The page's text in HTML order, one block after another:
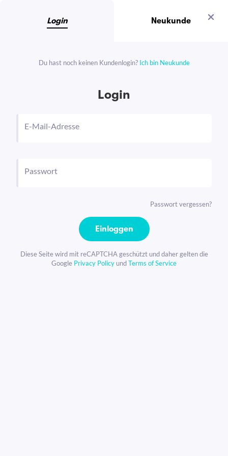
Login Neukunde
Du hast noch keinen Kundenlogin? Ich bin Neukunde
Login
E-Mail-Adresse
Passwort
Passwort vergessen?
Einloggen
Diese Seite wird mit reCAPTCHA geschützt und daher gelten die
Google Privacy PolicyundTerms of Service